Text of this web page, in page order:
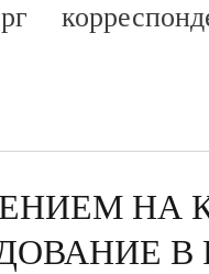
НА
В